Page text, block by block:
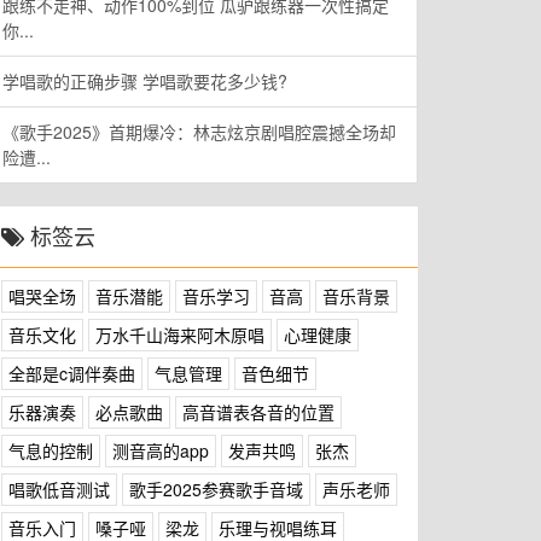
跟练不走神、动作100%到位 瓜驴跟练器一次性搞定
你...
学唱歌的正确步骤 学唱歌要花多少钱?
《歌手2025》首期爆冷：林志炫京剧唱腔震撼全场却
险遭...
标签云
唱哭全场 音乐潜能 音乐学习 音高
音乐背景
音乐文化
万水千山海来阿木原唱
心理健康
全部是c调伴奏曲
气息管理
音色细节
乐器演奏
必点歌曲
高音谱表各音的位置
气息的控制
测音高的app 发声共鸣
张杰
唱歌低音测试
歌手2025参赛歌手音域
声乐老师
音乐入门
嗓子哑 梁龙
乐理与视唱练耳